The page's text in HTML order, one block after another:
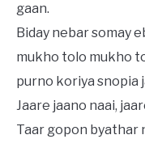
gaan.
Biday nebar somay
mukho tolo mukho
purno koriya snopia
Jaare jaano naai,
Taar gopon byathar